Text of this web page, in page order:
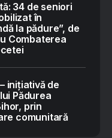
34 de seniori
în
la pădure”, de
Combaterea
inițiativă de
Pădurea
prin
comunitară